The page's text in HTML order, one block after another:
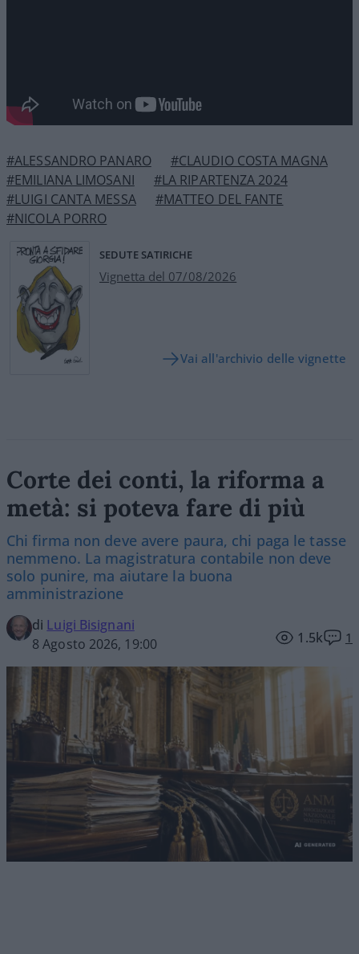
#ALESSANDRO PANARO
#CLAUDIO COSTA MAGNA
#EMILIANA LIMOSANI
#LA RIPARTENZA 2024
#LUIGI CANTA MESSA
#MATTEO DEL FANTE
#NICOLA PORRO
SEDUTE SATIRICHE
Vignetta del 07/08/2026
Vai all'archivio delle vignette
Corte dei conti, la riforma a
metà: si poteva fare di più
Chi firma non deve avere paura, chi paga le tasse
nemmeno. La magistratura contabile non deve
solo punire, ma aiutare la buona
amministrazione
di Luigi Bisignani
8 Agosto 2026, 19:00
1.5k 1